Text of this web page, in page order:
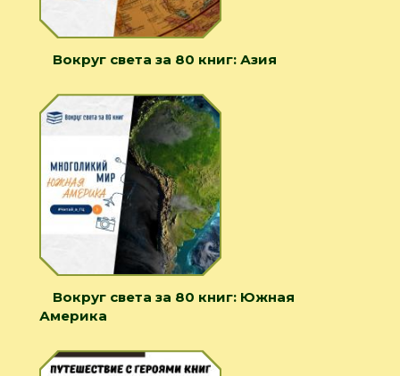
Вокруг света за 80 книг: Азия
Вокруг света за 80 книг: Южная
Америка